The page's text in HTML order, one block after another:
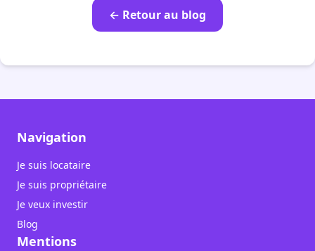
← Retour au blog
Navigation
Je suis locataire
Je suis propriétaire
Je veux investir
Blog
Mentions